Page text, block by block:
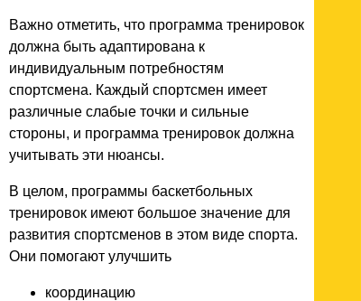
Важно отметить, что программа тренировок
должна быть адаптирована к
индивидуальным потребностям
спортсмена. Каждый спортсмен имеет
различные слабые точки и сильные
стороны, и программа тренировок должна
учитывать эти нюансы.
В целом, программы баскетбольных
тренировок имеют большое значение для
развития спортсменов в этом виде спорта.
Они помогают улучшить
координацию